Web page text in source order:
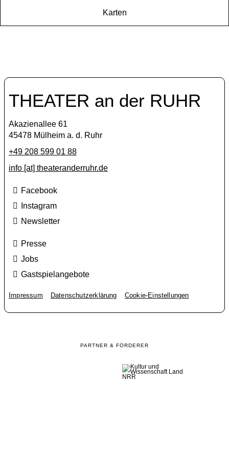
Karten
THEATER an der RUHR
Akazienallee 61
45478 Mülheim a. d. Ruhr
+49 208 599 01 88
info [​at​] theateranderruhr.de
Facebook
Instagram
Newsletter
Presse
Jobs
Gastspielangebote
Impressum Datenschutzerklärung Cookie-Einstellungen
PARTNER & FÖRDERER